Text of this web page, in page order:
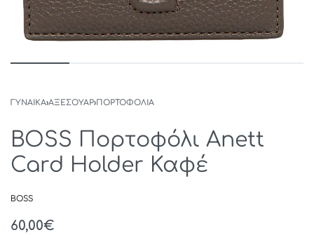
ΓΥΝΑΙΚΑ›ΑΞΕΣΟΥΑΡ›ΠΟΡΤΟΦΟΛΙΑ
BOSS Πορτοφόλι Anett
Card Holder Καφέ
BOSS
60,00€